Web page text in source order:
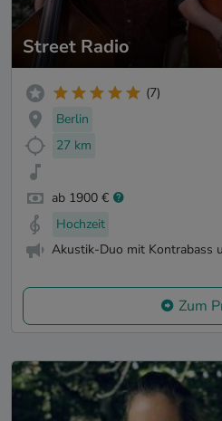
Street Radio
(7)
Berlin
27 km
ab 1900 €
Hochzeit
Akustik-Duo mit Kontrabass
Zum